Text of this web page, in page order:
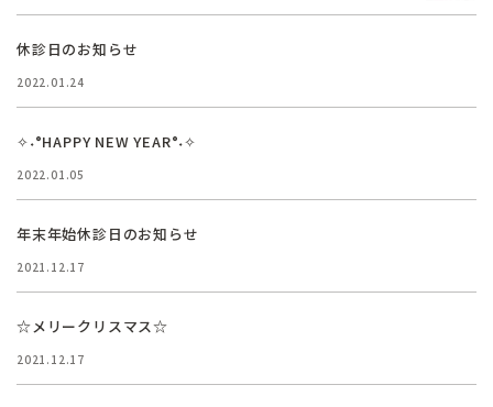
休診日のお知らせ
2022.01.24
✧˖°HAPPY NEW YEAR°˖✧
2022.01.05
年末年始休診日のお知らせ
2021.12.17
☆メリークリスマス☆
2021.12.17